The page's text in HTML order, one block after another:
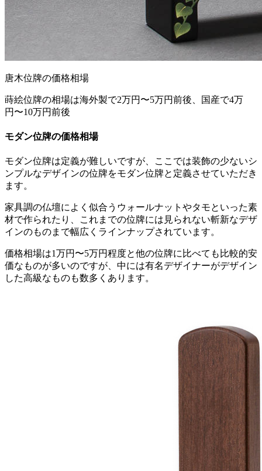
唐木位牌の価格相場
蒔絵位牌の相場は海外製で2万円〜5万円前後、国産で4万
円〜10万円前後
モダン位牌の価格相場
モダン位牌は定義が難しいですが、ここでは装飾の少ないシ
ンプルなデザインの位牌をモダン位牌と定義させていただき
ます。
家具調の仏壇によく似合うウォールナットやタモといった素
材で作られたり、これまでの位牌には見られない斬新なデザ
インのものまで幅広くラインナップされています。
価格相場は1万円〜5万円程度と他の位牌に比べても比較的安
価なものが多いのですが、中には有名デザイナーがデザイン
した高級なものも数多くあります。